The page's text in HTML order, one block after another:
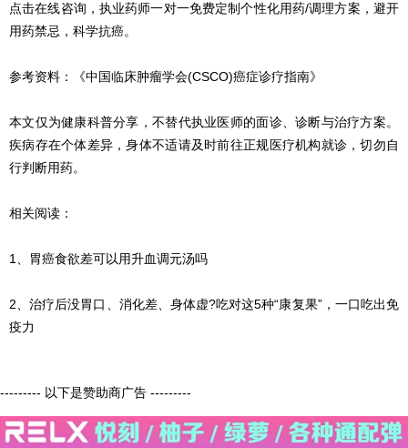
点击在线咨询，执业药师一对一免费定制个性化用药/调理方案，避开
用药禁忌，科学抗癌。
参考资料：《中国临床肿瘤学会(CSCO)癌症诊疗指南》
本文仅为健康科普分享，不替代执业医师的面诊、诊断与治疗方案。
疾病存在个体差异，身体不适请及时前往正规医疗机构就诊，切勿自
行判断用药。
相关阅读：
1、胃癌食欲差可以用升血调元汤吗
2、治疗后没胃口、消化差、身体虚?吃对这5种“康复果”，一口吃出免
疫力
--------- 以下是赞助商广告 ---------